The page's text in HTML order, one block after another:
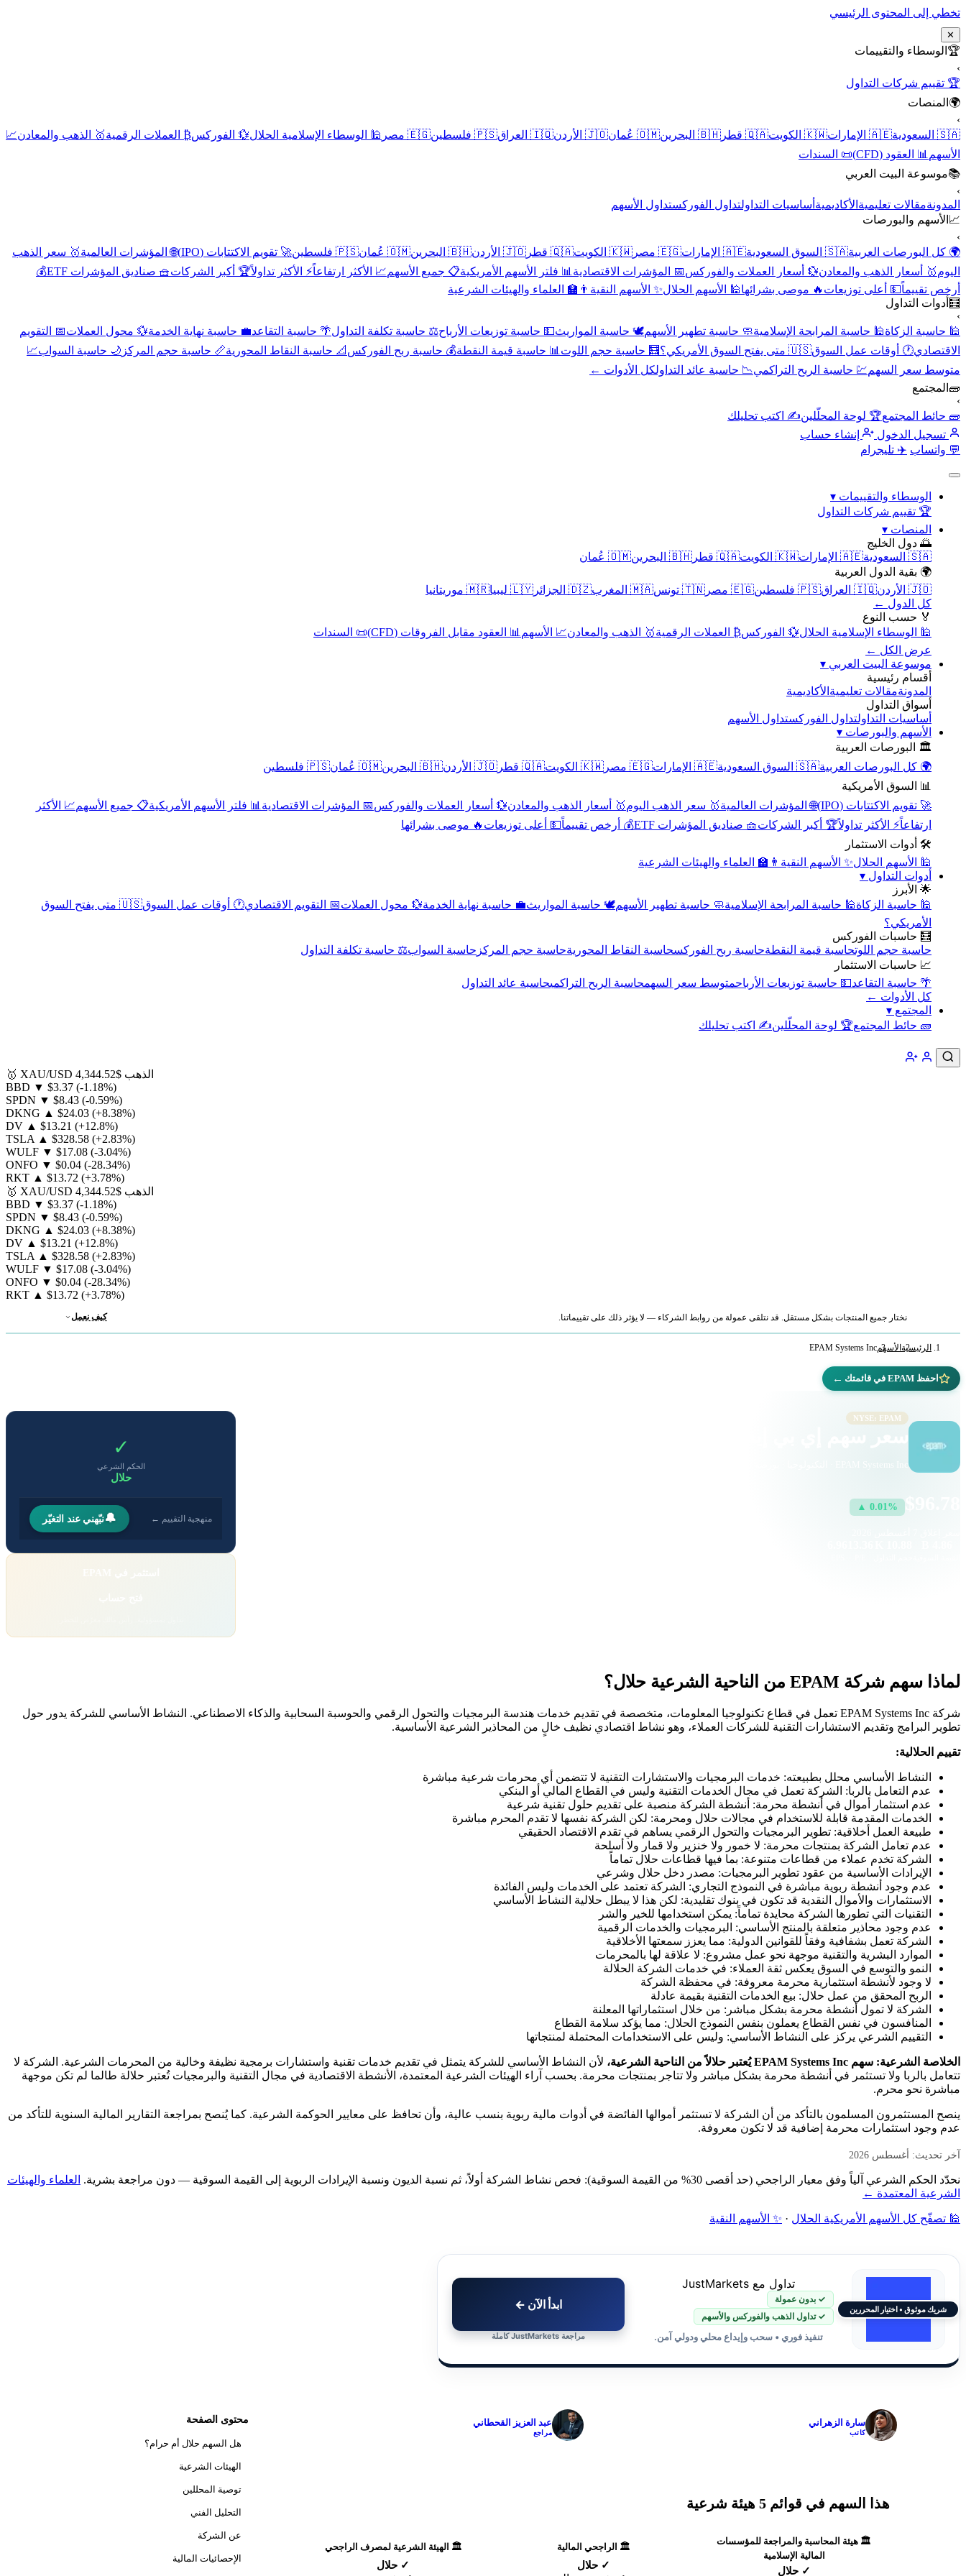
تخطي إلى المحتوى الرئيسي
✕
🏆 الوسطاء والتقييمات
›
🏆 تقييم شركات التداول
🌍 المنصات
›
🇸🇦 السعودية
🇦🇪 الإمارات 🇰🇼 الكويت 🇶🇦 قطر 🇧🇭 البحرين 🇴🇲 عُمان 🇯🇴 الأردن 🇮🇶 العراق 🇵🇸 فلسطين 🇪🇬 مصر 🕌 الوسطاء الإسلامية الحلال💱 الفوركس₿ العملات الرقمية🥇 الذهب والمعادن📈
الأسهم 📊 العقود (CFD)
📜 السندات
📚موسوعة البيت العربي
›
المدونةمقالات تعليمية الأكاديمية أساسيات التداولتداول الفوركستداول الأسهم
📈 الأسهم والبورصات
›
🌍 كل البورصات العربية🇸🇦 السوق السعودية 🇦🇪 الإمارات 🇪🇬 مصر 🇰🇼 الكويت 🇶🇦 قطر 🇯🇴 الأردن 🇧🇭 البحرين 🇴🇲 عُمان 🇵🇸 فلسطين 🚀 تقويم الاكتتابات (IPO) 🌐 المؤشرات العالمية🥇 سعر الذهب
اليوم🥇 أسعار الذهب والمعادن💱 أسعار العملات والفوركس📅 المؤشرات الاقتصادية 📊 فلتر الأسهم الأمريكية📋 جميع الأسهم📈 الأكثر ارتفاعاً⚡ الأكثر تداولاً🏆 أكبر الشركات🧺 صناديق المؤشرات ETF
💰
أرخص تقييماً💵 أعلى توزيعات 🔥 موصى بشرائها🕌 الأسهم الحلال✨ الأسهم النقية 👨‍🏫 العلماء والهيئات الشرعية
🧮 أدوات التداول
›
🕌 حاسبة الزكاة🕌 حاسبة المرابحة الإسلامية🧼 حاسبة تطهير الأسهم🕊️ حاسبة المواريث💵 حاسبة توزيعات الأرباح⚖️ حاسبة تكلفة التداول🌴 حاسبة التقاعد💼 حاسبة نهاية الخدمة💱 محول العملات📅 التقويم
الاقتصادي🕐 أوقات عمل السوق🇺🇸 متى يفتح السوق الأمريكي؟ 🧮 حاسبة حجم اللوت 📊 حاسبة قيمة النقطة💰 حاسبة ربح الفوركس 📐 حاسبة النقاط المحورية📏 حاسبة حجم المركز 🌙 حاسبة السواب📈
متوسط سعر السهم💹 حاسبة الربح التراكمي📉 حاسبة عائد التداولكل الأدوات ←
🧱 المجتمع
›
🧱 حائط المجتمع🏆 لوحة المحلّلين✍️ اكتب تحليلك
تسجيل الدخول
إنشاء حساب
💬 واتساب ✈️ تليجرام
الوسطاء والتقييمات ▾
🏆 تقييم شركات التداول
المنصات ▾
🌅 دول الخليج
🇸🇦 السعودية
🇦🇪 الإمارات 🇰🇼 الكويت 🇶🇦 قطر 🇧🇭 البحرين
🇴🇲 عُمان
🌍 بقية الدول العربية
🇯🇴 الأردن
🇮🇶 العراق 🇵🇸 فلسطين 🇪🇬 مصر 🇹🇳 تونس 🇲🇦 المغرب 🇩🇿 الجزائر 🇱🇾 ليبيا
🇲🇷 موريتانيا
كل الدول ←
🏅 حسب النوع
🕌 الوسطاء الإسلامية الحلال💱 الفوركس₿ العملات الرقمية🥇 الذهب والمعادن📈 الأسهم 📊 العقود مقابل الفروقات (CFD)
📜 السندات
عرض الكل ←
موسوعة البيت العربي ▾
أقسام رئيسية
المدونةمقالات تعليمية الأكاديمية
أسواق التداول
أساسيات التداولتداول الفوركستداول الأسهم
الأسهم والبورصات ▾
🏛️ البورصات العربية
🌍 كل البورصات العربية🇸🇦 السوق السعودية 🇦🇪 الإمارات 🇪🇬 مصر 🇰🇼 الكويت 🇶🇦 قطر 🇯🇴 الأردن 🇧🇭 البحرين 🇴🇲 عُمان
🇵🇸 فلسطين
📊 السوق الأمريكية
🚀 تقويم الاكتتابات (IPO)
🌐 المؤشرات العالمية🥇 سعر الذهب اليوم🥇 أسعار الذهب والمعادن💱 أسعار العملات والفوركس📅 المؤشرات الاقتصادية 📊 فلتر الأسهم الأمريكية📋 جميع الأسهم📈 الأكثر
ارتفاعاً⚡ الأكثر تداولاً🏆 أكبر الشركات🧺 صناديق المؤشرات ETF 💰 أرخص تقييماً💵 أعلى توزيعات 🔥 موصى بشرائها
🛠️ أدوات الاستثمار
🕌 الأسهم الحلال✨ الأسهم النقية 👨‍🏫 العلماء والهيئات الشرعية
أدوات التداول ▾
🌟 الأبرز
🕌 حاسبة الزكاة🕌 حاسبة المرابحة الإسلامية🧼 حاسبة تطهير الأسهم🕊️ حاسبة المواريث💼 حاسبة نهاية الخدمة💱 محول العملات📅 التقويم الاقتصادي🕐 أوقات عمل السوق
🇺🇸 متى يفتح السوق
الأمريكي؟
🧮 حاسبات الفوركس
حاسبة حجم اللوتحاسبة قيمة النقطةحاسبة ربح الفوركسحاسبة النقاط المحوريةحاسبة حجم المركز حاسبة السواب⚖️ حاسبة تكلفة التداول
📈 حاسبات الاستثمار
🌴 حاسبة التقاعد💵 حاسبة توزيعات الأرباحمتوسط سعر السهمحاسبة الربح التراكميحاسبة عائد التداول
كل الأدوات ←
المجتمع ▾
🧱 حائط المجتمع🏆 لوحة المحلّلين✍️ اكتب تحليلك
🥇 XAU/USD الذهب $4,344.52
BBD ▼ $3.37 (-1.18%)
SPDN ▼ $8.43 (-0.59%)
DKNG ▲ $24.03 (+8.38%)
DV ▲ $13.21 (+12.8%)
TSLA ▲ $328.58 (+2.83%)
WULF ▼ $17.08 (-3.04%)
ONFO ▼ $0.04 (-28.34%)
RKT ▲ $13.72 (+3.78%)
🥇 XAU/USD الذهب $4,344.52
BBD ▼ $3.37 (-1.18%)
SPDN ▼ $8.43 (-0.59%)
DKNG ▲ $24.03 (+8.38%)
DV ▲ $13.21 (+12.8%)
TSLA ▲ $328.58 (+2.83%)
WULF ▼ $17.08 (-3.04%)
ONFO ▼ $0.04 (-28.34%)
RKT ▲ $13.72 (+3.78%)
نختار جميع المنتجات بشكل مستقل. قد نتلقى عمولة من روابط الشركاء — لا يؤثر ذلك على تقييماتنا. كيف نعمل
الرئيسية الأسهمEPAM Systems Inc
احفظ EPAM في قائمتك ←
NYSE: EPAM
EPAM Systems Inc · التكنولوجيا · بورصة نيويورك
▲ 0.01%
✓
الحكم الشرعي
حلال
منهجية التقييم ← 🔔نبّهني عند التغيّر
لماذا سهم شركة EPAM من الناحية الشرعية حلال؟
شركة EPAM Systems Inc تعمل في قطاع تكنولوجيا المعلومات، متخصصة في تقديم خدمات هندسة البرمجيات والتحول الرقمي والحوسبة السحابية والذكاء الاصطناعي. النشاط الأساسي للشركة يدور حول
تطوير البرامج وتقديم الاستشارات التقنية للشركات العملاء، وهو نشاط اقتصادي نظيف خالٍ من المحاذير الشرعية الأساسية.
تقييم الحلالية:
النشاط الأساسي محلل بطبيعته: خدمات البرمجيات والاستشارات التقنية لا تتضمن أي محرمات شرعية مباشرة
عدم التعامل بالربا: الشركة تعمل في مجال الخدمات التقنية وليس في القطاع المالي أو البنكي
عدم استثمار أموال في أنشطة محرمة: أنشطة الشركة منصبة على تقديم حلول تقنية شرعية
الخدمات المقدمة قابلة للاستخدام في مجالات حلال ومحرمة: لكن الشركة نفسها لا تقدم المحرم مباشرة
طبيعة العمل أخلاقية: تطوير البرمجيات والتحول الرقمي يساهم في تقدم الاقتصاد الحقيقي
عدم تعامل الشركة بمنتجات محرمة: لا خمور ولا خنزير ولا قمار ولا أسلحة
الشركة تخدم عملاء من قطاعات متنوعة: بما فيها قطاعات حلال تماماً
الإيرادات الأساسية من عقود تطوير البرمجيات: مصدر دخل حلال وشرعي
عدم وجود أنشطة ربوية مباشرة في النموذج التجاري: الشركة تعتمد على الخدمات وليس الفائدة
الاستثمارات والأموال النقدية قد تكون في بنوك تقليدية: لكن هذا لا يبطل حلالية النشاط الأساسي
التقنيات التي تطورها الشركة محايدة تماماً: يمكن استخدامها للخير والشر
عدم وجود محاذير متعلقة بالمنتج الأساسي: البرمجيات والخدمات الرقمية
الشركة تعمل بشفافية وفقاً للقوانين الدولية: مما يعزز سمعتها الأخلاقية
الموارد البشرية والتقنية موجهة نحو عمل مشروع: لا علاقة لها بالمحرمات
النمو والتوسع في السوق يعكس ثقة العملاء: في خدمات الشركة الحلالة
لا وجود لأنشطة استثمارية محرمة معروفة: في محفظة الشركة
الربح المحقق من عمل حلال: بيع الخدمات التقنية بقيمة عادلة
الشركة لا تمول أنشطة محرمة بشكل مباشر: من خلال استثماراتها المعلنة
المنافسون في نفس القطاع يعملون بنفس النموذج الحلال: مما يؤكد سلامة القطاع
التقييم الشرعي يركز على النشاط الأساسي: وليس على الاستخدامات المحتملة لمنتجاتها
الخلاصة الشرعية: سهم EPAM Systems Inc يُعتبر حلالاً من الناحية الشرعية،
لأن النشاط الأساسي للشركة يتمثل في تقديم خدمات تقنية واستشارات برمجية نظيفة وخالية من المحرمات الشرعية. الشركة لا
تتعامل بالربا ولا تستثمر في أنشطة محرمة بشكل مباشر ولا تتاجر بمنتجات محرمة. بحسب آراء الهيئات الشرعية المعتمدة، الأنشطة الاقتصادية في مجال التقنية والبرمجيات تُعتبر حلالة طالما لم تكن موجهة
مباشرة نحو محرم.
ينصح المستثمرون المسلمون بالتأكد من أن الشركة لا تستثمر أموالها الفائضة في أدوات مالية ربوية بنسب عالية، وأن تحافظ على معايير الحوكمة الشرعية. كما يُنصح بمراجعة التقارير المالية السنوية للتأكد من
عدم وجود استثمارات محرمة إضافية قد لا تكون معروفة.
آخر تحديث: أغسطس 2026
نحدّد الحكم الشرعي آلياً وفق معيار الراجحي (حد أقصى 30% من القيمة السوقية): فحص نشاط الشركة أولاً، ثم نسبة الديون ونسبة الإيرادات الربوية إلى القيمة السوقية — دون مراجعة بشرية.
العلماء والهيئات
الشرعية المعتمدة ←
🕌 تصفّح كل الأسهم الأمريكية الحلال · ✨ الأسهم النقية
شريك موثوق • اختيار المحررين
تداول مع JustMarkets
✓ بدون عمولة
✓ تداول الذهب والفوركس والأسهم
تنفيذ فوري • سحب وإيداع محلي ودولي آمن.
ابدأ الآن ←
مراجعة JustMarkets كاملة
محتوى الصفحة
هل السهم حلال أم حرام؟
الهيئات الشرعية
توصية المحللين
التحليل الفني
عن الشركة
الإحصائيات المالية
سارة الزهراني
كاتب
عبد العزيز القحطاني
مراجع
هذا السهم في قوائم 5 هيئة شرعية
🏛️ هيئة المحاسبة والمراجعة للمؤسسات
المالية الإسلامية
✓ حلال
🏛️ الراجحي المالية
✓ حلال
🏛️ الهيئة الشرعية لمصرف الراجحي
✓ حلال